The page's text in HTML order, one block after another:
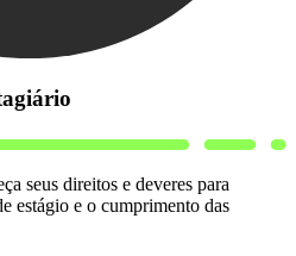
seus direitos e deveres para
estágio e o cumprimento das